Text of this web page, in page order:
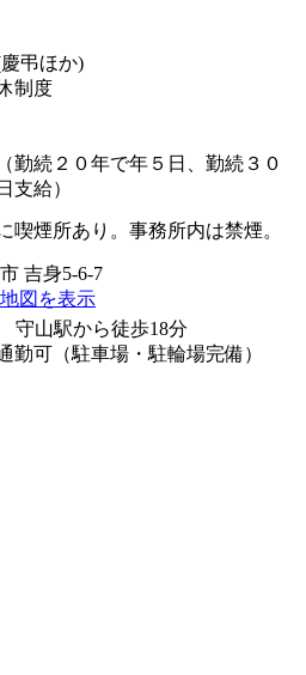
慶弔ほか)
制度
勤続２０年で年５日、勤続３０
支給）
喫煙所あり。事務所内は禁煙。
吉身5-6-7
地図を表示
守山駅から徒歩18分
勤可（駐車場・駐輪場完備）